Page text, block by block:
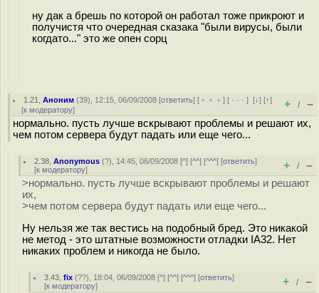
ну дак а брешь по которой он работал тоже прикроют и
получистя что очередная сказака "были вирусы, были
когдато..." это же опен сорц
1.21 ,Аноним (39), 12:15, 06/09/2008 [ответить] [ ﹢﹢﹢] [ · · ·][↓] [↑]
[к модератору] + / –
нормально. пусть лучше вскрывают проблемы и решают их,
чем потом сервера будут падать или еще чего...
2.38 ,Anonymous (?), 14:45, 06/09/2008 [^] [^^] [^^^] [ответить]
[к модератору] + / –
>нормально. пусть лучше вскрывают проблемы и решают
их,
>чем потом сервера будут падать или еще чего...
Ну нельзя же так вестись на подобный бред. Это никакой
не метод - это штатные возможности отладки IA32. Нет
никаких проблем и никогда не было.
3.43 ,fix (??), 18:04, 06/09/2008 [^] [^^] [^^^] [ответить]
[к модератору] + / –